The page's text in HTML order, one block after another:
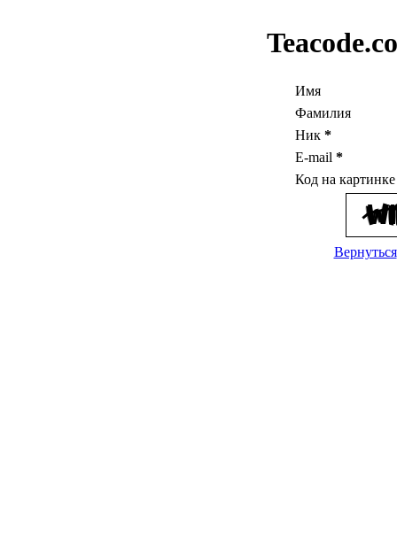
Имя
Фамилия
Ник *
E-mail *
Код на
Вернуться